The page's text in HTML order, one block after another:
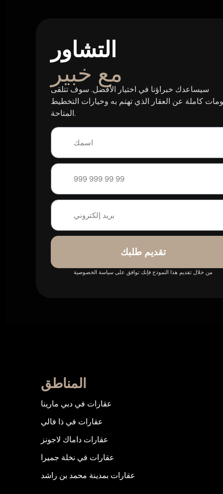
التشاور
مع خبير
سيساعدك خبراؤنا في اختيار الأفضل. سوف تتلقى
كاملة عن العقار الذي تهتم به وخيارات التخطيط
المتاحة.
تقديم طلبك
من خلال تقديم هذا النموذج فإنك توافق على سياسة الخصوصية
المناطق
عقارات في دبي مارينا
عقارات في ذا فالي
عقارات داماك لاجونز
عقارات في نخلة جميرا
عقارات بمدينة محمد بن راشد